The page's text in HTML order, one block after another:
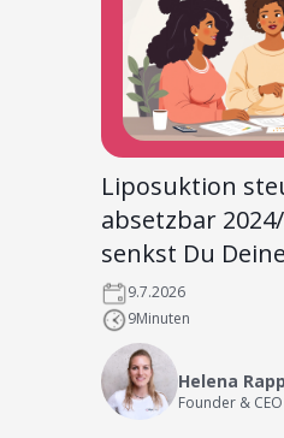
Liposuktion
absetzbar
senkst Du
9.7.2026
9Minuten
Helena
Founder & CEO